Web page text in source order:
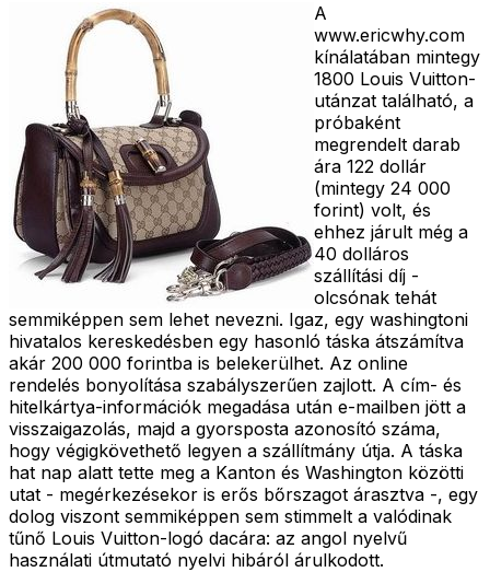
A
www.ericwhy.com
kínálatában mintegy
1800 Louis Vuitton-
utánzat található, a
próbaként
megrendelt darab
ára 122 dollár
(mintegy 24 000
forint) volt, és
ehhez járult még a
40 dolláros
szállítási díj -
olcsónak tehát
semmiképpen sem lehet nevezni. Igaz, egy washingtoni
hivatalos kereskedésben egy hasonló táska átszámítva
akár 200 000 forintba is belekerülhet. Az online
rendelés bonyolítása szabályszerűen zajlott. A cím- és
hitelkártya-információk megadása után e-mailben jött a
visszaigazolás, majd a gyorsposta azonosító száma,
hogy végigkövethető legyen a szállítmány útja. A táska
hat nap alatt tette meg a Kanton és Washington közötti
utat - megérkezésekor is erős bőrszagot árasztva -, egy
dolog viszont semmiképpen sem stimmelt a valódinak
tűnő Louis Vuitton-logó dacára: az angol nyelvű
használati útmutató nyelvi hibáról árulkodott.